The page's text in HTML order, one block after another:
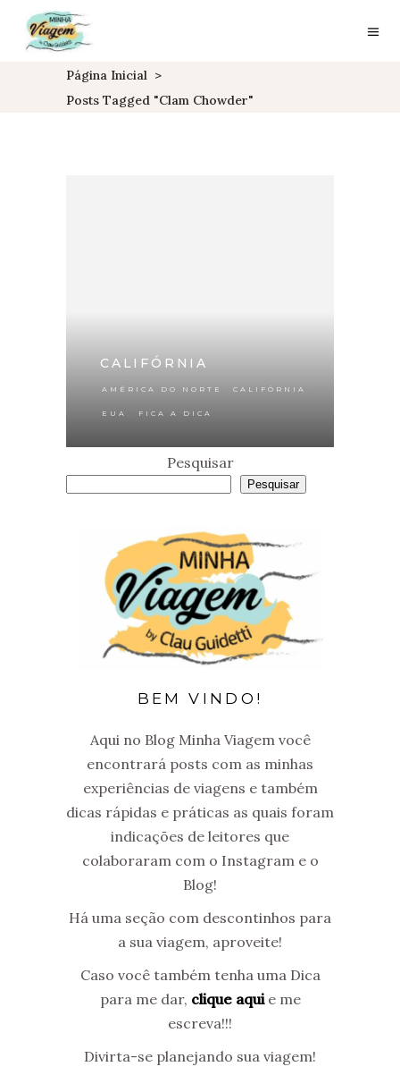
Página Inicial >
Posts Tagged "clam Chowder"
CALIFÓRNIA
AMÉRICA DO NORTE CALIFÓRNIA
EUA FICA A DICA
Pesquisar
Pesquisar
BEM VINDO!
Aqui no Blog Minha Viagem você
encontrará posts com as minhas
experiências de viagens e também
dicas rápidas e práticas as quais foram
indicações de leitores que
colaboraram com o Instagram e o
Blog!
Há uma seção com descontinhos para
a sua viagem, aproveite!
Caso você também tenha uma Dica
para me dar, clique aquie me
escreva!!!
Divirta-se planejando sua viagem!